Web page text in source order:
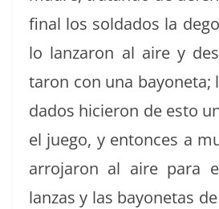
final los sol­da­dos la
lo lan­zaron al aire y
taron con una bay­o­ne­ta;
da­dos hicieron de esto
el juego, y entonces a
arro­jaron al aire para
lan­zas y las bay­o­ne­tas